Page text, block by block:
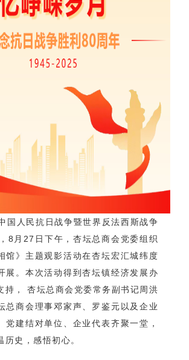
人民抗日战争暨世界反法西斯战争
8月27日下午，杏坛总商会党委组织
馆》主题观影活动在杏坛宏汇城纬度
展。本次活动得到杏坛镇经济发展办
持， 杏坛总商会党委常务副书记周洪
总商会理事邓家声、罗鉴元以及企业
党建结对单位、企业代表齐聚一堂，
历史，感悟初心。